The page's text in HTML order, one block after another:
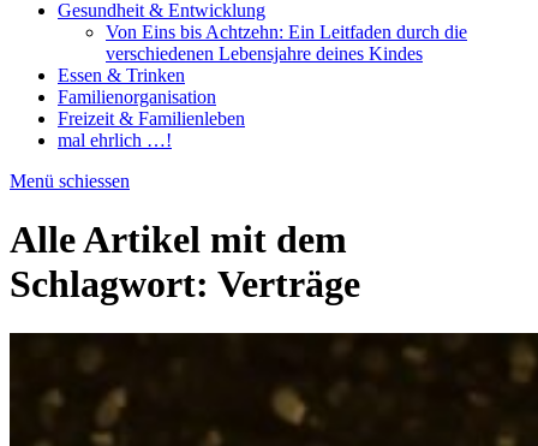
Gesundheit & Entwicklung
Von Eins bis Achtzehn: Ein Leitfaden durch die
verschiedenen Lebensjahre deines Kindes
Essen & Trinken
Familienorganisation
Freizeit & Familienleben
mal ehrlich …!
Menü schiessen
Alle Artikel mit dem
Schlagwort: Verträge